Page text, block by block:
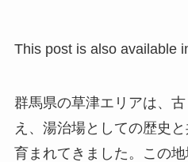
This post is also available
群馬県の草津エリアは、
え、湯治場としての歴史
育まれてきました。この